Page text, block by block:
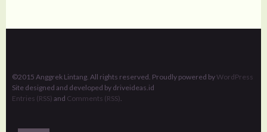
©2015 Anggrek Lintang. All rights reserved. Proudly powered byWordPress
Site designed and developed by driveideas.id
Entries (RSS) and Comments (RSS)